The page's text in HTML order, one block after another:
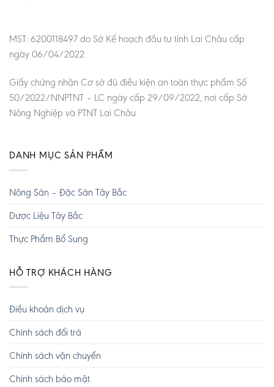
MST: 6200118497 do Sở Kế hoạch đầu tư tỉnh Lai Châu cấp
ngày 06/04/2022.
Giấy chứng nhận Cơ sở đủ điều kiện an toàn thực phẩm Số
50/2022/NNPTNT – LC ngày cấp 29/09/2022, nơi cấp Sở
Nông Nghiệp và PTNT Lai Châu
DANH MỤC SẢN PHẨM
Nông Sản – Đặc Sản Tây Bắc
Dược Liệu Tây Bắc
Thực Phẩm Bổ Sung
HỖ TRỢ KHÁCH HÀNG
Điều khoản dịch vụ
Chính sách đổi trả
Chính sách vận chuyển
Chính sách bảo mật